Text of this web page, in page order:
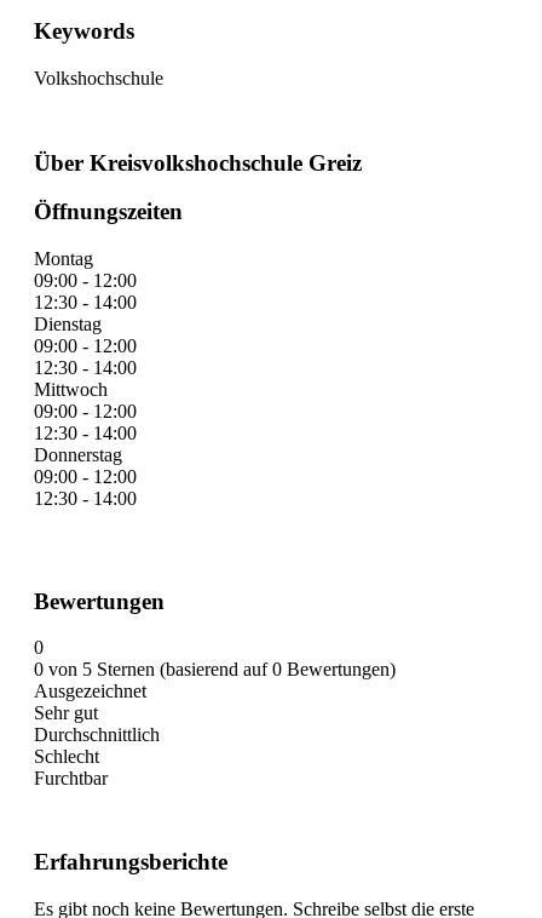
Keywords
Volkshochschule
Über Kreisvolkshochschule Greiz
Öffnungszeiten
Montag
09:00 - 12:00
12:30 - 14:00
Dienstag
09:00 - 12:00
12:30 - 14:00
Mittwoch
09:00 - 12:00
12:30 - 14:00
Donnerstag
09:00 - 12:00
12:30 - 14:00
Bewertungen
0
0 von 5 Sternen (basierend auf 0 Bewertungen)
Ausgezeichnet
Sehr gut
Durchschnittlich
Schlecht
Furchtbar
Erfahrungsberichte
Es gibt noch keine Bewertungen. Schreibe selbst die erste